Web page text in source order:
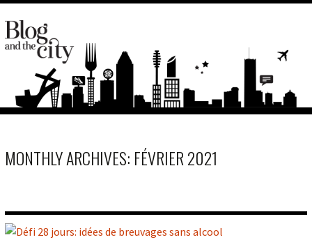
MONTHLY ARCHIVES: FÉVRIER 2021